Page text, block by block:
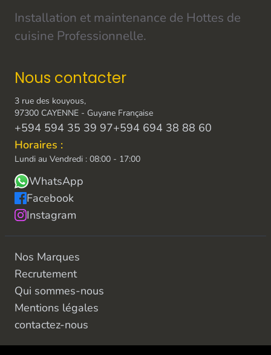
Installation et maintenance de Hottes de
cuisine Professionnelle.
Nous contacter
3 rue des kouyous,
97300 CAYENNE - Guyane Française
+594 594 35 39 97+594 694 38 88 60
Horaires :
Lundi au Vendredi : 08:00 - 17:00
WhatsApp
Facebook
Instagram
Nos Marques
Recrutement
Qui sommes-nous
Mentions légales
contactez-nous